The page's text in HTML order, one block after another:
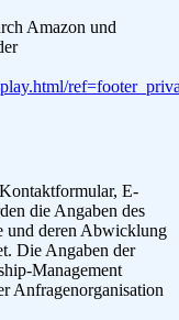
Amazon und
E-
die Angaben des
und deren Abwicklung
Die Angaben der
Management
Anfragenorganisation